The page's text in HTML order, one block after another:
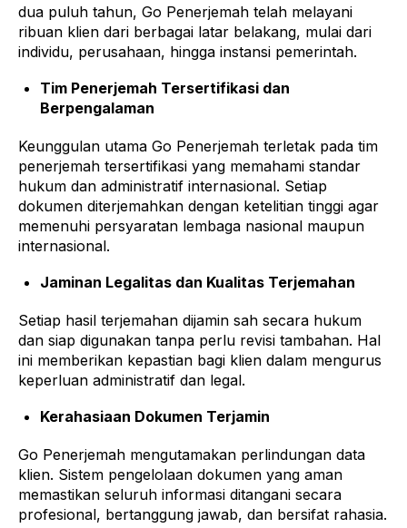
dua puluh tahun, Go Penerjemah telah melayani
ribuan klien dari berbagai latar belakang, mulai dari
individu, perusahaan, hingga instansi pemerintah.
Tim Penerjemah Tersertifikasi dan
Berpengalaman
Keunggulan utama Go Penerjemah terletak pada tim
penerjemah tersertifikasi yang memahami standar
hukum dan administratif internasional. Setiap
dokumen diterjemahkan dengan ketelitian tinggi agar
memenuhi persyaratan lembaga nasional maupun
internasional.
Jaminan Legalitas dan Kualitas Terjemahan
Setiap hasil terjemahan dijamin sah secara hukum
dan siap digunakan tanpa perlu revisi tambahan. Hal
ini memberikan kepastian bagi klien dalam mengurus
keperluan administratif dan legal.
Kerahasiaan Dokumen Terjamin
Go Penerjemah mengutamakan perlindungan data
klien. Sistem pengelolaan dokumen yang aman
memastikan seluruh informasi ditangani secara
profesional, bertanggung jawab, dan bersifat rahasia.